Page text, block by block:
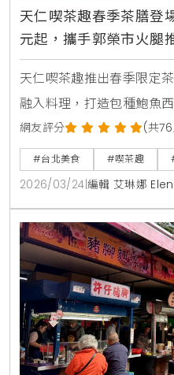
天仁喫茶趣春季茶膳登
元起，攜手郭榮市火腿
天仁喫茶趣推出春季限定
融入料理，打造包種鮑魚
山海蔬香匯。搭配經典913
息的台式茶香饗宴，是愛
網友評分 (共
#台北美食 #喫茶趣
2026/03/24 編輯 艾琳娜